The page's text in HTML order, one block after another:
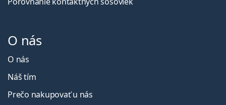
O nás
O nás
Náš tím
Prečo nakupovať u nás